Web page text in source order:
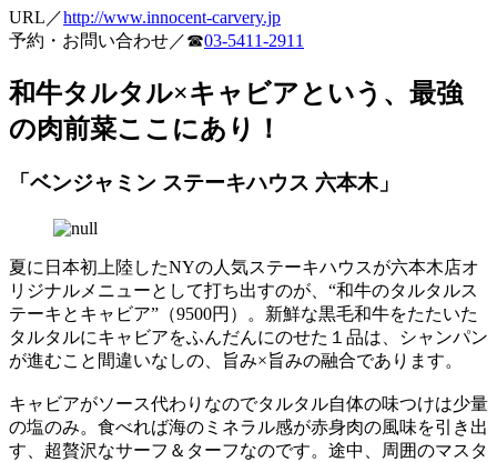
URL／http://www.innocent-carvery.jp
予約・お問い合わせ／☎03-5411-2911
和牛タルタル×キャビアという、最強
の肉前菜ここにあり！
「ベンジャミン ステーキハウス 六本木」
夏に日本初上陸したNYの人気ステーキハウスが六本木店オ
リジナルメニューとして打ち出すのが、“和牛のタルタルス
テーキとキャビア”（9500円）。新鮮な黒毛和牛をたたいた
タルタルにキャビアをふんだんにのせた１品は、シャンパン
が進むこと間違いなしの、旨み×旨みの融合であります。
キャビアがソース代わりなのでタルタル自体の味つけは少量
の塩のみ。食べれば海のミネラル感が赤身肉の風味を引き出
す、超贅沢なサーフ＆ターフなのです。途中、周囲のマスタ